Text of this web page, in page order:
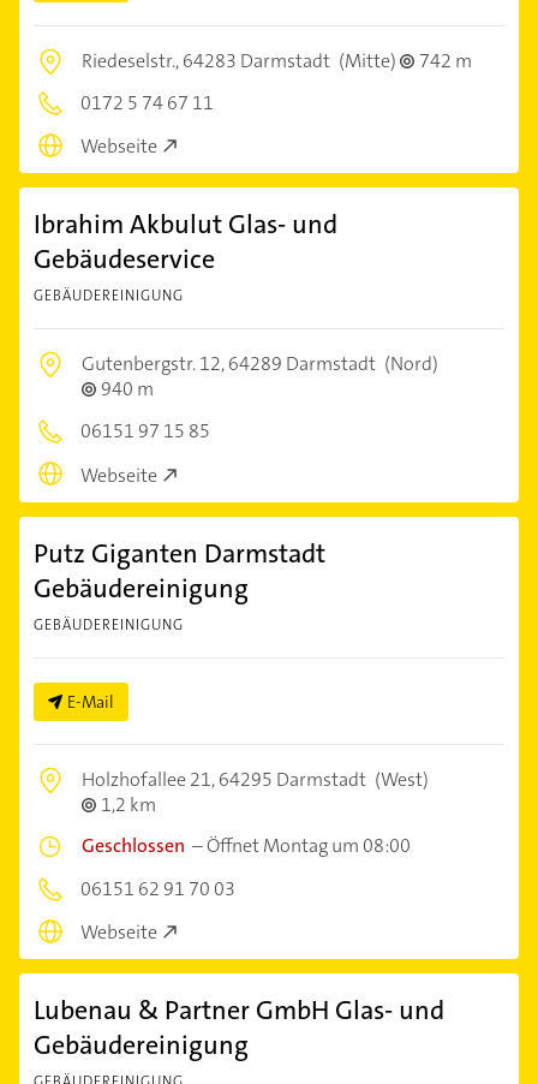
Riedeselstr.,64283 Darmstadt (Mitte)
742 m
0172 5 74 67 11
Webseite
Ibrahim Akbulut Glas- und
Gebäudeservice
GEBÄUDEREINIGUNG
Gutenbergstr. 12,64289 Darmstadt (Nord)
940 m
06151 97 15 85
Webseite
Putz Giganten Darmstadt
Gebäudereinigung
GEBÄUDEREINIGUNG
E-Mail
Holzhofallee 21,64295 Darmstadt (West)
1,2 km
Geschlossen –Öffnet Montag um 08:00
06151 62 91 70 03
Webseite
Lubenau & Partner GmbH Glas- und
Gebäudereinigung